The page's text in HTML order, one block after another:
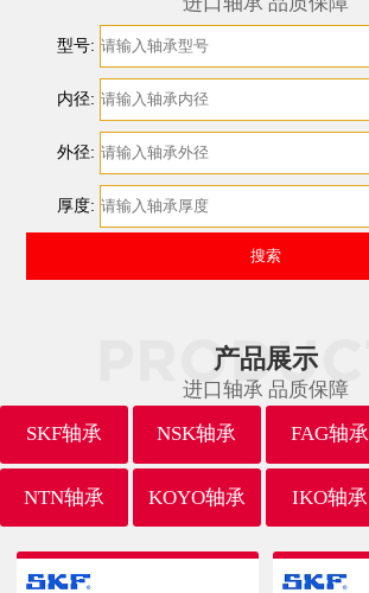
型号:
内径:
外径:
厚度:
产品展示
进口轴承 品质保障
SKF轴承
NSK轴承 FAG轴承
NTN轴承 KOYO轴承 IKO轴承